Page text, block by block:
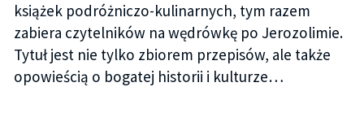
książek podróżniczo-kulinarnych, tym razem
zabiera czytelników na wędrówkę po Jerozolimie.
Tytuł jest nie tylko zbiorem przepisów, ale także
opowieścią o bogatej historii i kulturze…